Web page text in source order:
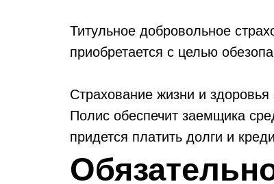
Титульное добровольное
приобретается с целью
Страхование жизни и
Полис обеспечит заемщика
придется платить долги и